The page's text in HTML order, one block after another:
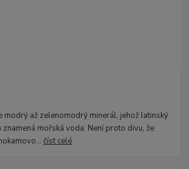
modrý až zelenomodrý minerál, jehož latinský
znamená mořská voda. Není proto divu, že
číst celé